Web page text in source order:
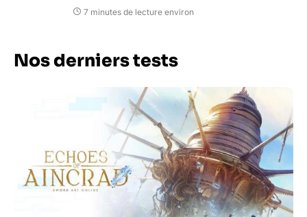
7 minutes de lecture environ
Nos derniers tests